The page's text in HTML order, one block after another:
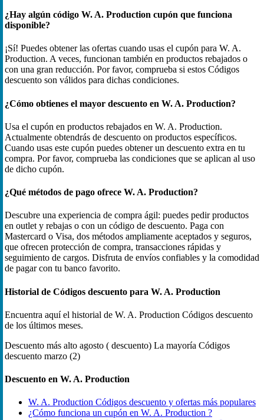
¿Hay algún código W. A. Production cupón que funciona
disponible?
¡Sí! Puedes obtener las ofertas cuando usas el cupón para W. A.
Production. A veces, funcionan también en productos rebajados o
con una gran reducción. Por favor, comprueba si estos Códigos
descuento son válidos para dichas condiciones.
¿Cómo obtienes el mayor descuento en W. A. Production?
Usa el cupón en productos rebajados en W. A. Production.
Actualmente obtendrás de descuento on productos específicos.
Cuando usas este cupón puedes obtener un descuento extra en tu
compra. Por favor, comprueba las condiciones que se aplican al uso
de dicho cupón.
¿Qué métodos de pago ofrece W. A. Production?
Descubre una experiencia de compra ágil: puedes pedir productos
en outlet y rebajas o con un código de descuento. Paga con
Mastercard o Visa, dos métodos ampliamente aceptados y seguros,
que ofrecen protección de compra, transacciones rápidas y
seguimiento de cargos. Disfruta de envíos confiables y la comodidad
de pagar con tu banco favorito.
Historial de Códigos descuento para W. A. Production
Encuentra aquí el historial de W. A. Production Códigos descuento
de los últimos meses.
Descuento más alto agosto ( descuento) La mayoría Códigos
descuento marzo (2)
Descuento en W. A. Production
W. A. Production Códigos descuento y ofertas más populares
¿Cómo funciona un cupón en W. A. Production ?